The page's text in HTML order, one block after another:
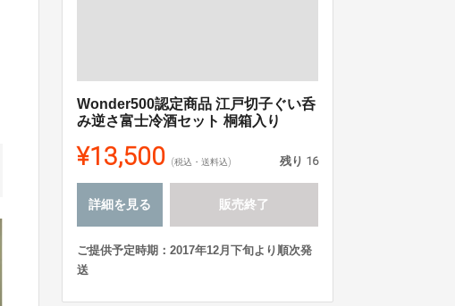
Wonder500認定商品 江戸切子ぐい呑
み逆さ富士冷酒セット 桐箱入り
¥13,500 (税込・送料込) 残り 16
詳細を見る 販売終了
ご提供予定時期：2017年12月下旬より順次発
送